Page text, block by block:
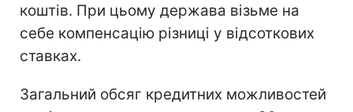
коштів. При цьому держава візьме на
себе компенсацію різниці у відсоткових
ставках.
Загальний обсяг кредитних можливостей